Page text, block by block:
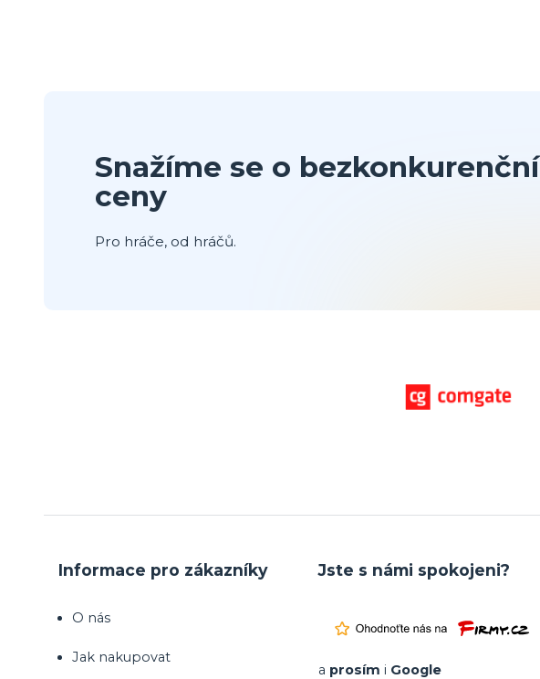
Snažíme se o bezkonkurenční
ceny
Pro hráče, od hráčů.
Informace pro zákazníky
O nás
Jak nakupovat
Jste s námi spokojeni?
a prosím i Google